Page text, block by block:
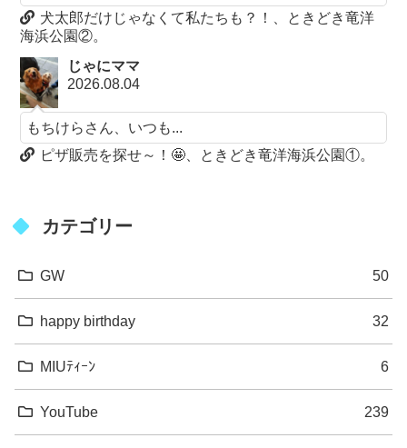
犬太郎だけじゃなくて私たちも？！、ときどき竜洋
海浜公園②。
じゃにママ
2026.08.04
もちけらさん、いつも...
ピザ販売を探せ～！🤩、ときどき竜洋海浜公園①。
カテゴリー
GW 50
happy birthday 32
MIUﾃｨｰﾝ 6
YouTube 239